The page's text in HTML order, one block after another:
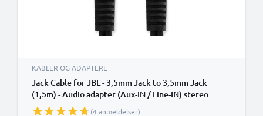
KABLER OG ADAPTERE
Jack Cable for JBL - 3,5mm Jack to 3,5mm Jack
(1,5m) - Audio adapter (Aux-IN / Line-IN) stereo
(4 anmeldelser)